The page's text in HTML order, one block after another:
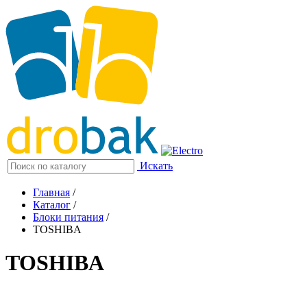
Искать
Главная /
Каталог /
Блоки питания /
TOSHIBA
TOSHIBA